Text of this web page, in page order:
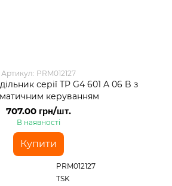
Артикул: PRM012127
серії TP G4 601 A 06 B з
керуванням
707.00 грн/шт.
В наявності
Купити
PRM012127
TSK